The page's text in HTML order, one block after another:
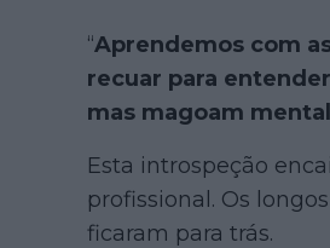
“Aprendemos com
recuar para
mas magoam
Esta introspeção
profissional. Os
ficaram para trás.